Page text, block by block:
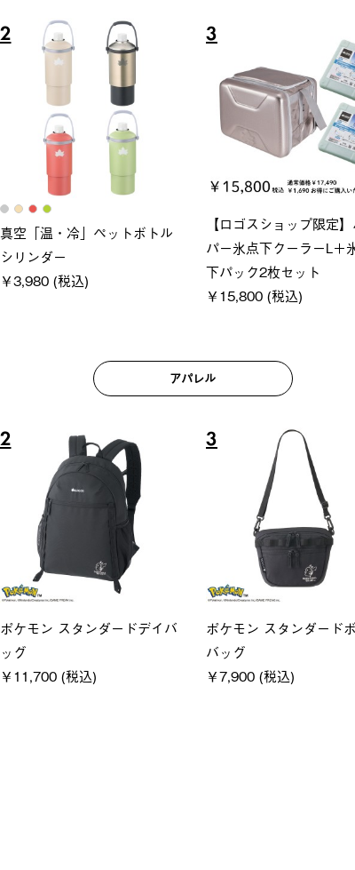
6
グランベーシック スペースベ
ース・オクタゴン-BJ
￥209,000 (税込)
7
Q-TOP ソーラーサンド
クサンシェード-BF
￥16,800 (税込)
アパレル
6
LOGOS by LIPNER リゲイン
テック ボディリカバリーショ
ーツ #35504
7
LOGOS×FOOTMARK
SACK
￥21,780 (税込)